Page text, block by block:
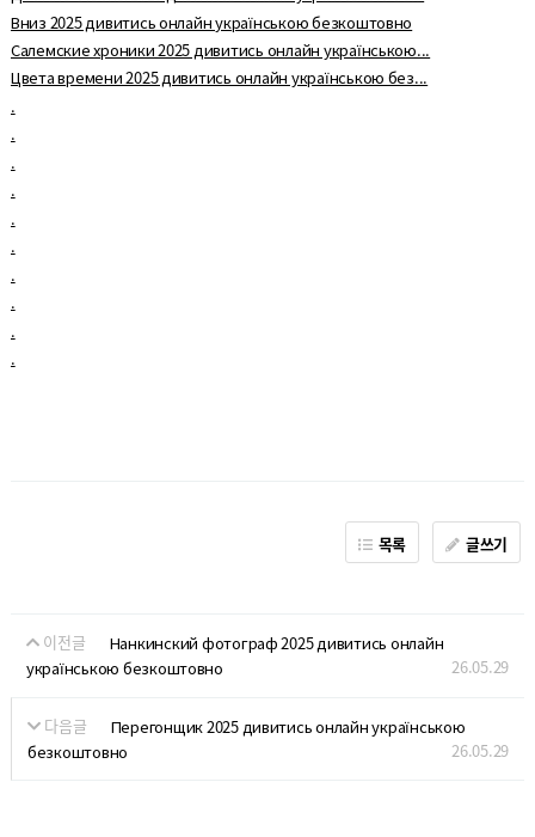
Вниз 2025 дивитись онлайн українською безкоштовно
Салемские хроники 2025 дивитись онлайн українською...
Цвета времени 2025 дивитись онлайн українською без...
.
.
.
.
.
.
.
.
.
.
목록 글쓰기
이전글
Нанкинский фотограф 2025 дивитись онлайн
українською безкоштовно
26.05.29
다음글
Перегонщик 2025 дивитись онлайн українською
безкоштовно
26.05.29